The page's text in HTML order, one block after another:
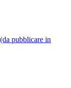
pubblicare in